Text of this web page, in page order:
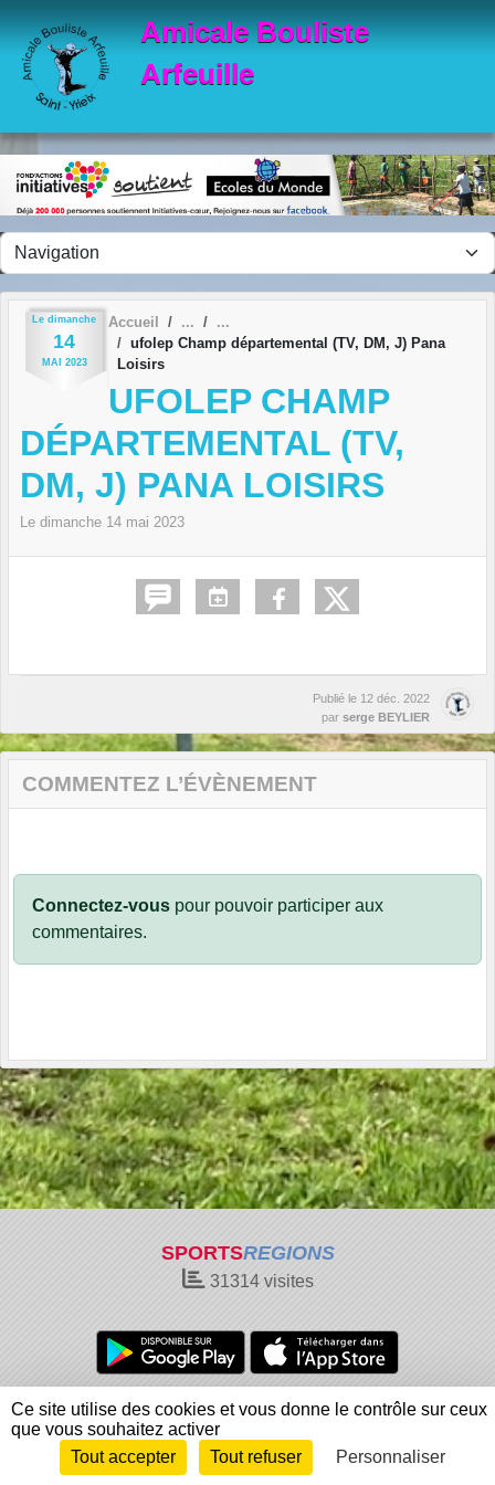
Amicale Bouliste
Arfeuille
Le dimanche
14
MAI 2023
Accueil
ufolep Champ départemental (TV, DM, J) Pana
Loisirs
UFOLEP CHAMP
DÉPARTEMENTAL (TV,
DM, J) PANA LOISIRS
Le dimanche 14 mai 2023
Publié le 12 déc. 2022
par serge BEYLIER
COMMENTEZ L’ÉVÈNEMENT
Connectez-vous pour pouvoir participer aux
commentaires.
SPORTSREGIONS
31314visites
Charte cookies
Gestion des cookies
Informations légales
Signaler un contenu inapproprié
Envie de participer ?
Connexion
Ce site utilise des cookies et vous donne le contrôle sur ceux
que vous souhaitez activer
Tout accepter
Tout refuser Personnaliser